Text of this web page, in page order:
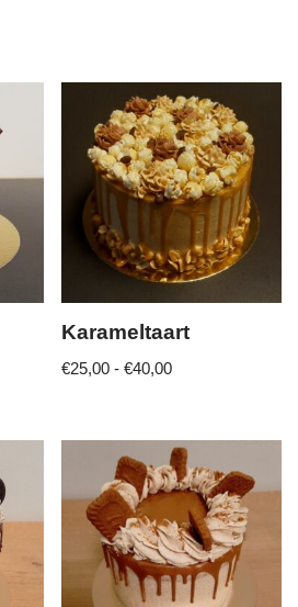
Karameltaart
€25,00 - €40,00